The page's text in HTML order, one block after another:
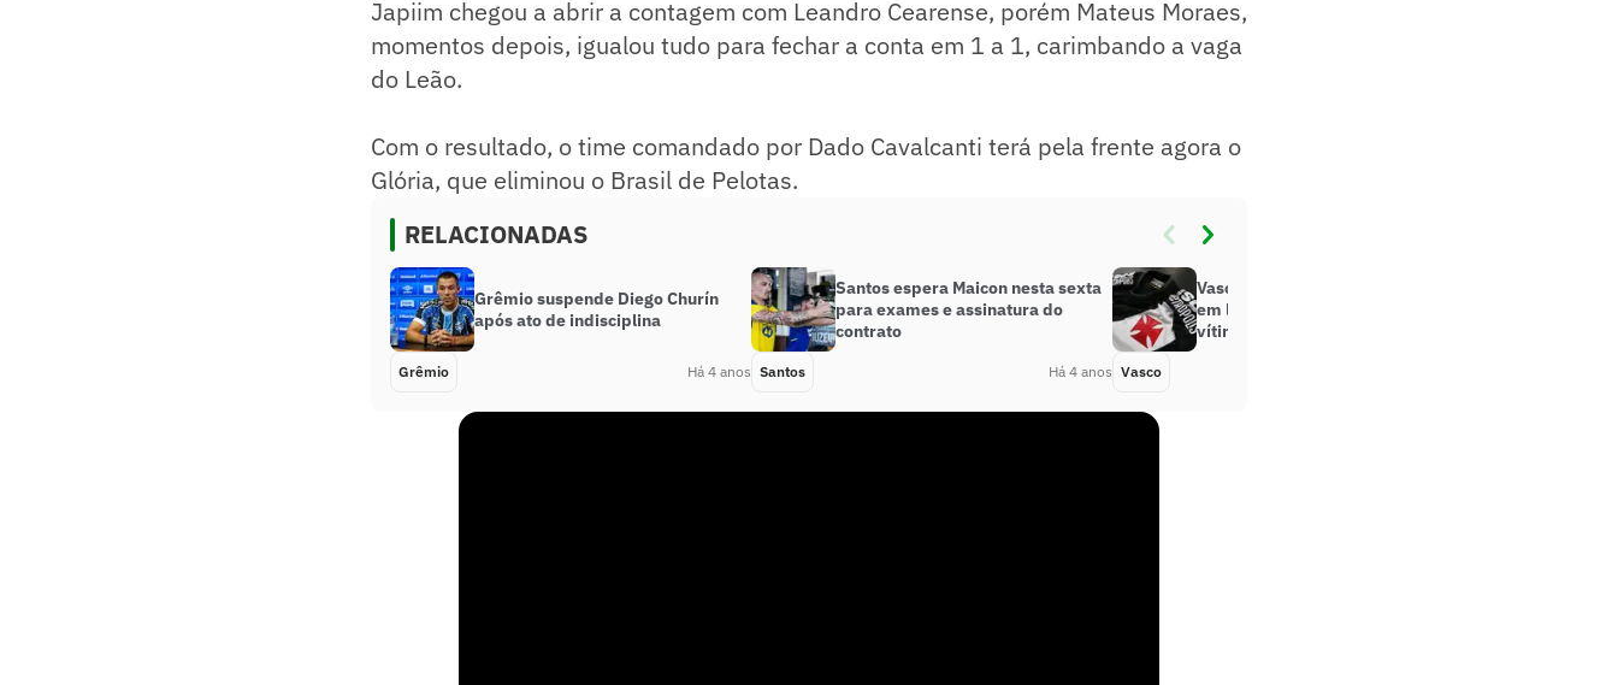
Japiim chegou a abrir a contagem com Leandro Cearense, porém Mateus Moraes,
momentos depois, igualou tudo para fechar a conta em 1 a 1, carimbando a vaga
do Leão.
Com o resultado, o time comandado por Dado Cavalcanti terá pela frente agora o
Glória, que eliminou o Brasil de Pelotas.
RELACIONADAS
Grêmio suspende Diego Churín
após ato de indisciplina
Grêmio Há 4 anos
Santos espera Maicon nesta sexta
para exames e assinatura do
contrato
Santos Há 4 anos
Vasco arrecada mais de R$ 25 mil
em leilão de uniformes para ajudar
vítimas das chuvas de Petrópolis
Vasco